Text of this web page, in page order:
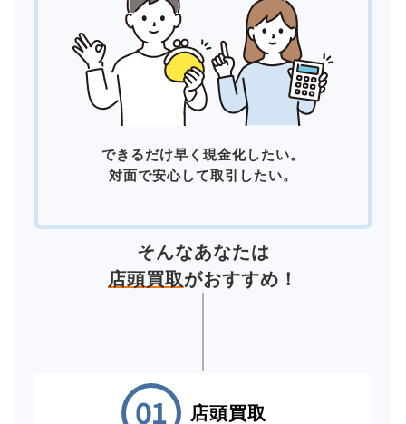
できるだけ早く現金化したい。
対面で安心して取引したい。
そんなあなたは
店頭買取がおすすめ！
店頭買取